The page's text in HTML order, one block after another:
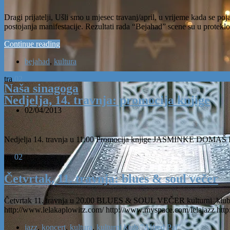
Naša sinagoga
02/04/2013
Dragi prijatelji, Ušli smo u mjesec travanj/april, u vrijeme kada se
postojanja manifestacije. Rezultati rada “Bejahad” scene su u
Continue reading
bejahad, kultura
tra
Nedjelja, 14. travnja: promocija knjige
Nedjelja 14. travnja u 11.00 Promocija knjige JASMINKE
tra 02
Četvrtak, 11. travnja: blues & soul večer
Četvrtak 11. travnja u 20.00 BLUES & SOUL VEČER kulturni
http://www.lelakaplowitz.com/ http://www.myspace.com/lelajazz
jazz, koncert,kultura, kulturni klub "Alfred Pal"